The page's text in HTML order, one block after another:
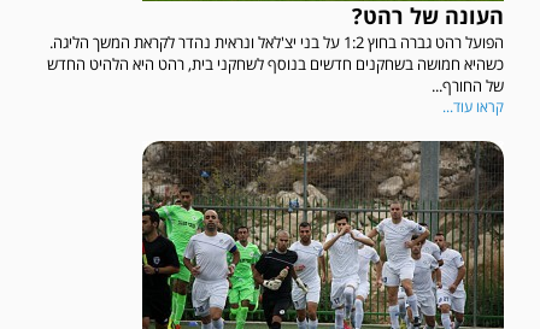
העונה של רהט?
הפועל רהט גברה בחוץ 1:2 על בני יצ'לאל ונראית נהדר לקראת המשך הליגה.
כשהיא חמושה בשחקנים חדשים בנוסף לשחקני בית, רהט היא הלהיט החדש
של החורף...
קראו עוד...